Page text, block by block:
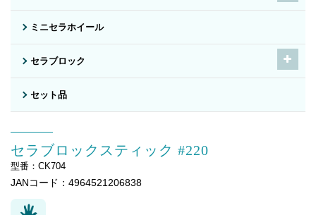
ミニセラホイール
セラブロック
セット品
セラブロックスティック #220
型番：CK704
JANコード：4964521206838